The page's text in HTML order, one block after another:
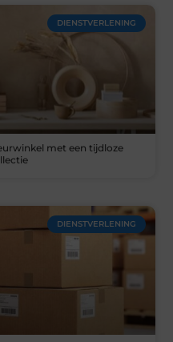
DIENSTVERLENING
met een tijdloze
DIENSTVERLENING